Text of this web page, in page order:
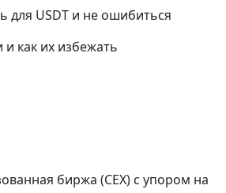
для USDT и не ошибиться
как их избежать
биржа (CEX) с упором на